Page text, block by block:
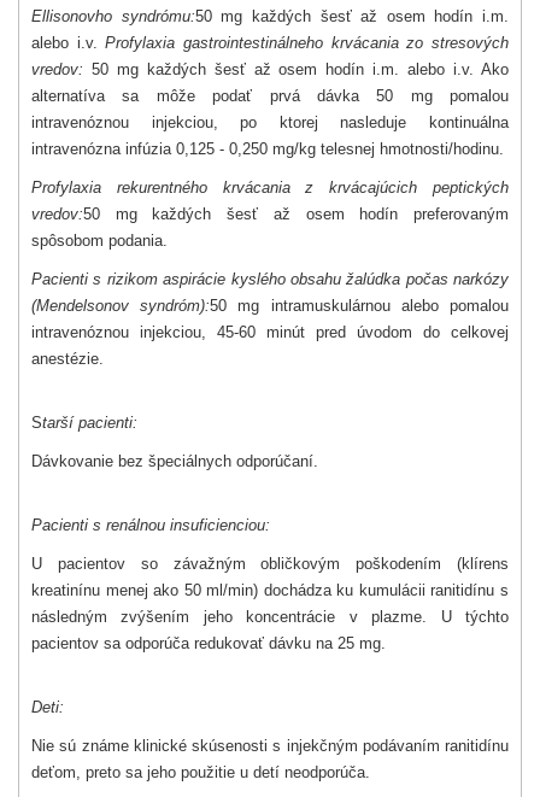
Ellisonovho syndrómu:50 mg každých šesť až osem hodín i.m.
alebo i.v.
Profylaxia gastrointestinálneho krvácania zo stresových
vredov: 50 mg každých šesť až osem hodín i.m. alebo i.v. Ako
alternatíva sa môže podať prvá dávka 50 mg pomalou
intravenóznou injekciou, po ktorej nasleduje kontinuálna
intravenózna infúzia 0,125 - 0,250 mg/kg telesnej hmotnosti/hodinu.
Profylaxia rekurentného krvácania z krvácajúcich peptických
vredov:50 mg každých šesť až osem hodín preferovaným
spôsobom podania.
Pacienti s rizikom aspirácie kyslého obsahu žalúdka počas narkózy
(Mendelsonov syndróm):50 mg intramuskulárnou alebo pomalou
intravenóznou injekciou, 45-60 minút pred úvodom do celkovej
anestézie.
Starší pacienti:
Dávkovanie bez špeciálnych odporúčaní.
Pacienti s renálnou insuficienciou:
U pacientov so závažným obličkovým poškodením (klírens
kreatinínu menej ako 50 ml/min) dochádza ku kumulácii ranitidínu s
následným zvýšením jeho koncentrácie v plazme. U týchto
pacientov sa odporúča redukovať dávku na 25 mg.
Deti:
Nie sú známe klinické skúsenosti s injekčným podávaním ranitidínu
deťom, preto sa jeho použitie u detí neodporúča.